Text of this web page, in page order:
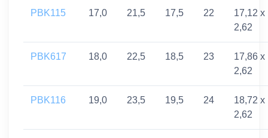
PBK115 17,0 21,5 17,5 22
17,12 x
2,62
PBK617 18,0 22,5 18,5 23
17,86 x
2,62
PBK116 19,0 23,5 19,5 24
18,72 x
2,62